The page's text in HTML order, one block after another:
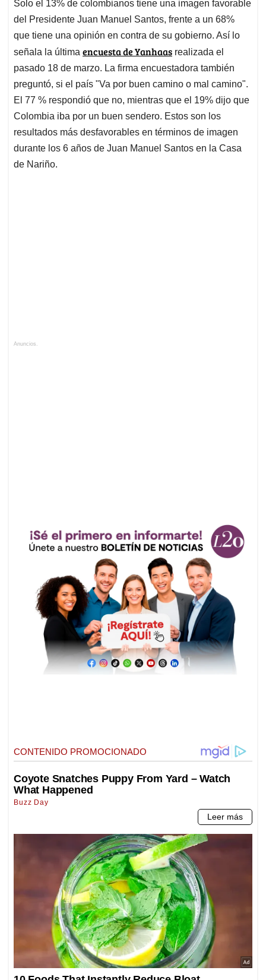
s
A
p
p
b
o
o
k
e
d
I
n
l
a
d
s
Solo el 13% de colombianos tiene una imagen favorable
del Presidente Juan Manuel Santos, frente a un 68%
que tiene una opinión en contra de su gobierno. Así lo
señala la última encuesta de Yanhaas realizada el
pasado 18 de marzo. La firma encuestadora también
preguntó, si el país "Va por buen camino o mal camino".
El 77 % respondió que no, mientras que el 19% dijo que
Colombia iba por un buen sendero. Estos son los
resultados más desfavorables en términos de imagen
durante los 6 años de Juan Manuel Santos en la Casa
de Nariño.
Anuncios.